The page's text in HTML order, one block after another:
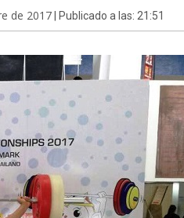
de 2017 | Publicado a las: 21:51